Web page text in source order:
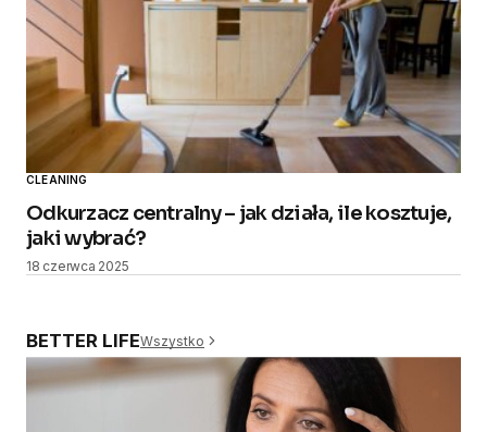
CLEANING
Odkurzacz centralny – jak działa, ile kosztuje,
jaki wybrać?
18 czerwca 2025
BETTER LIFEWszystko